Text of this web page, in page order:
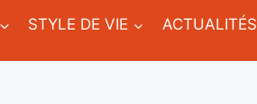
STYLE DE VIE ACTUALITÉS